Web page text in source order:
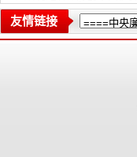
友情链接